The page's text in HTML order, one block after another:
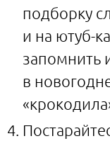
подборку
и на ютуб-
запомнить
в